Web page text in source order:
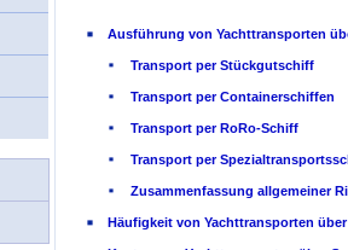
Ausführung von Yachttransporten
Transport per Stückgutschiff
Transport per Containerschiffen
Transport per RoRo-Schiff
Transport per
Zusammenfassung allgemeiner
Häufigkeit von Yachttransporten über